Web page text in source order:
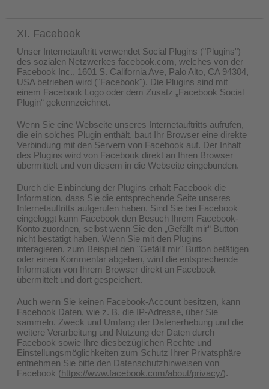
XI. Facebook
Unser Internetauftritt verwendet Social Plugins ("Plugins")
des sozialen Netzwerkes facebook.com, welches von der
Facebook Inc., 1601 S. California Ave, Palo Alto, CA 94304,
USA betrieben wird ("Facebook"). Die Plugins sind mit
einem Facebook Logo oder dem Zusatz „Facebook Social
Plugin“ gekennzeichnet.
Wenn Sie eine Webseite unseres Internetauftritts aufrufen,
die ein solches Plugin enthält, baut Ihr Browser eine direkte
Verbindung mit den Servern von Facebook auf. Der Inhalt
des Plugins wird von Facebook direkt an Ihren Browser
übermittelt und von diesem in die Webseite eingebunden.
Durch die Einbindung der Plugins erhält Facebook die
Information, dass Sie die entsprechende Seite unseres
Internetauftritts aufgerufen haben. Sind Sie bei Facebook
eingeloggt kann Facebook den Besuch Ihrem Facebook-
Konto zuordnen, selbst wenn Sie den „Gefällt mir“ Button
nicht bestätigt haben. Wenn Sie mit den Plugins
interagieren, zum Beispiel den "Gefällt mir" Button betätigen
oder einen Kommentar abgeben, wird die entsprechende
Information von Ihrem Browser direkt an Facebook
übermittelt und dort gespeichert.
Auch wenn Sie keinen Facebook-Account besitzen, kann
Facebook Daten, wie z. B. die IP-Adresse, über Sie
sammeln. Zweck und Umfang der Datenerhebung und die
weitere Verarbeitung und Nutzung der Daten durch
Facebook sowie Ihre diesbezüglichen Rechte und
Einstellungsmöglichkeiten zum Schutz Ihrer Privatsphäre
entnehmen Sie bitte den Datenschutzhinweisen von
Facebook (https://www.facebook.com/about/privacy/).